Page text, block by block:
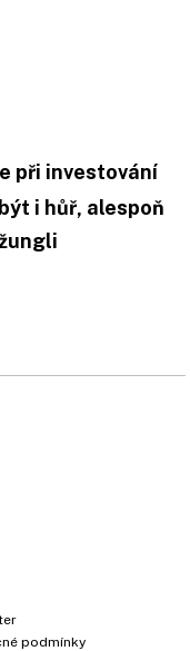
při investování
i hůř, alespoň
podmínky